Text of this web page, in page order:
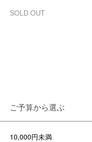
SOLD OUT
ご予算から選ぶ
10,000円未満